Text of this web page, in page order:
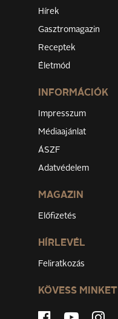
Hírek
Gasztromagazin
Receptek
Életmód
INFORMÁCIÓK
Impresszum
Médiaajánlat
ÁSZF
Adatvédelem
MAGAZIN
Előfizetés
HÍRLEVÉL
Feliratkozás
KÖVESS MINKET